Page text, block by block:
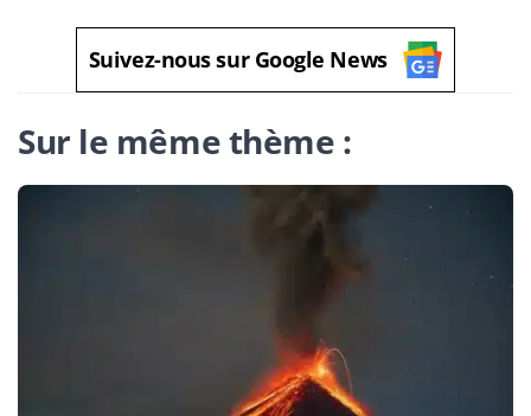
Suivez-nous sur Google News
Sur le même thème :